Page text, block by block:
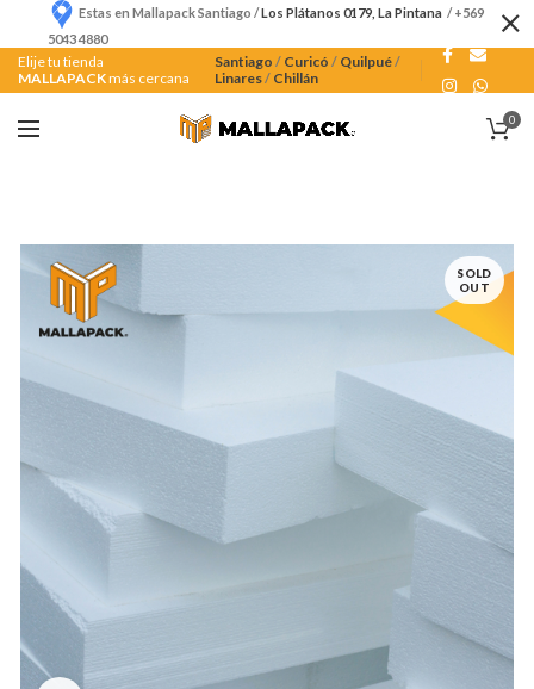
Elije tu tienda
MALLAPACKmás cercana
Santiago / Curicó / Quilpué/
Linares/ Chillán
0
SOLD
OUT
Estas en Mallapack Santiago /Los Plátanos 0179, La Pintana / +569
5043 4880